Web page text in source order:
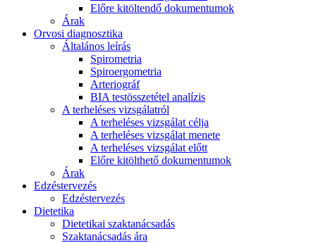
Előre kitöltendő dokumentumok
Árak
Orvosi diagnosztika
Általános leírás
Spirometria
Spiroergometria
Arteriográf
BIA testösszetétel analízis
A terheléses vizsgálatról
A terheléses vizsgálat célja
A terheléses vizsgálat menete
A terheléses vizsgálat előtt
Előre kitölthető dokumentumok
Árak
Edzéstervezés
Edzéstervezés
Dietetika
Dietetikai szaktanácsadás
Szaktanácsadás ára